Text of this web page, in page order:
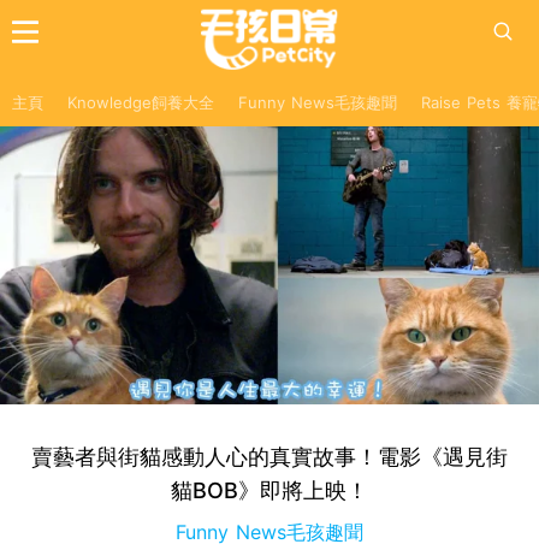
主頁 Knowledge飼養大全 Funny News毛孩趣聞 Raise Pets 養
賣藝者與街貓感動人心的真實故事！電影《遇見街
貓BOB》即將上映！
Funny News毛孩趣聞